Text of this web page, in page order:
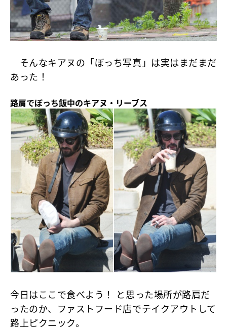
そんなキアヌの「ぼっち写真」は実はまだまだ
あった！
路肩でぼっち飯中のキアヌ・リーブス
今日はここで食べよう！ と思った場所が路肩だ
ったのか、ファストフード店でテイクアウトして
路上ピクニック。